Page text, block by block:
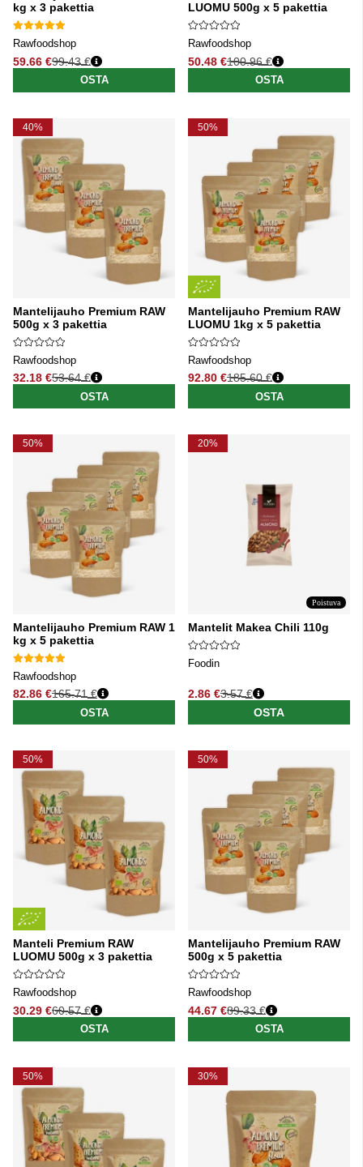
kg x 3 pakettia
Rawfoodshop
59.66 €
Normaali hinta
99.43 €
OSTA
LUOMU 500g x 5 pakettia
Rawfoodshop
50.48 €
Normaali hinta
100.96 €
OSTA
40%
Mantelijauho Premium RAW
500g x 3 pakettia
Rawfoodshop
32.18 €
Normaali hinta
53.64 €
OSTA
50%
Mantelijauho Premium RAW
LUOMU 1kg x 5 pakettia
Rawfoodshop
92.80 €
Normaali hinta
185.60 €
OSTA
50%
Mantelijauho Premium RAW 1
kg x 5 pakettia
Rawfoodshop
82.86 €
Normaali hinta
165.71 €
OSTA
20%
Poistuva
Mantelit Makea Chili 110g
Foodin
2.86 €
Normaali hinta
3.57 €
OSTA
50%
Manteli Premium RAW
LUOMU 500g x 3 pakettia
Rawfoodshop
30.29 €
Normaali hinta
60.57 €
OSTA
50%
Mantelijauho Premium RAW
500g x 5 pakettia
Rawfoodshop
44.67 €
Normaali hinta
89.33 €
OSTA
50% 30%